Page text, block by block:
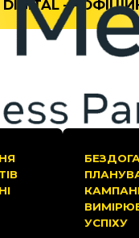
DIGITAL —
УСПІХУ